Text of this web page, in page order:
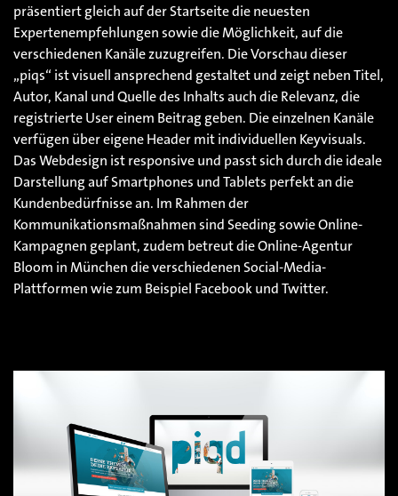
präsentiert gleich auf der Startseite die neuesten
Expertenempfehlungen sowie die Möglichkeit, auf die
verschiedenen Kanäle zuzugreifen. Die Vorschau dieser
„piqs“ ist visuell ansprechend gestaltet und zeigt neben Titel,
Autor, Kanal und Quelle des Inhalts auch die Relevanz, die
registrierte User einem Beitrag geben. Die einzelnen Kanäle
verfügen über eigene Header mit individuellen Keyvisuals.
Das Webdesign ist responsive und passt sich durch die ideale
Darstellung auf Smartphones und Tablets perfekt an die
Kundenbedürfnisse an. Im Rahmen der
Kommunikationsmaßnahmen sind Seeding sowie Online-
Kampagnen geplant, zudem betreut die Online-Agentur
Bloom in München die verschiedenen Social-Media-
Plattformen wie zum Beispiel Facebook und Twitter.